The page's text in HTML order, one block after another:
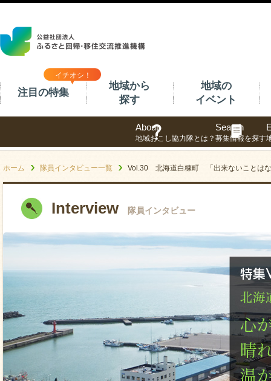
イチオシ！
注目の特集
地域から
探す
地域の
イベント
About
地域おこし協力隊とは？
Search
募集情報を探す
ホーム 隊員インタビュー一覧 Vol.30 北海道白糠町 「出来ないことはな
Interview 隊員インタビュー